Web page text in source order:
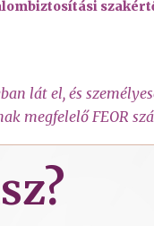
lát el, és
megfelelő FEOR